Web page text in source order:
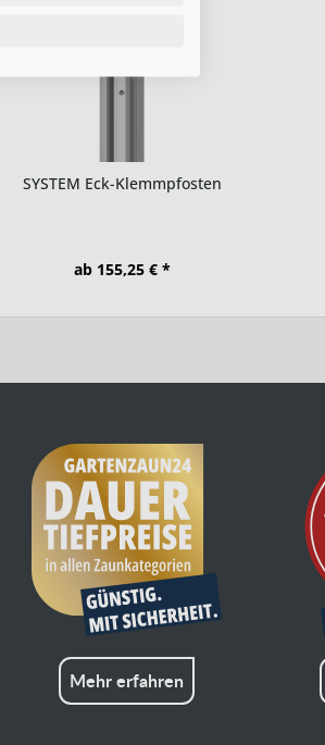
SYSTEM Eck-Klemmpfosten
ab 155,25 € *
Mehr erfahren